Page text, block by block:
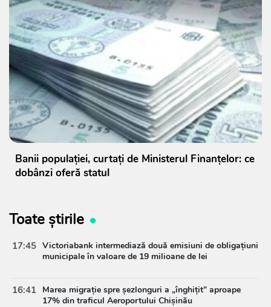
Banii populației, curtați de Ministerul Finanțelor: ce
dobânzi oferă statul
Toate știrile
17:45 Victoriabank intermediază două emisiuni de obligațiuni
municipale în valoare de 19 milioane de lei
16:41 Marea migrație spre șezlonguri a „înghițit” aproape
17% din traficul Aeroportului Chișinău